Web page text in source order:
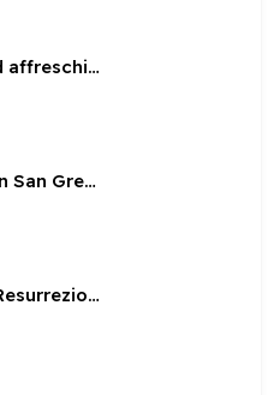
Tabernacolo ed affreschi a San Gregorio
San Leonardo in San Gregorio
Oratorio della Resurrezione - affreschi